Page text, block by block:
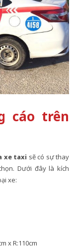
cáo trên
xe taxi sẽ có sự thay
Dưới đây là kích
xe:
x R:110cm